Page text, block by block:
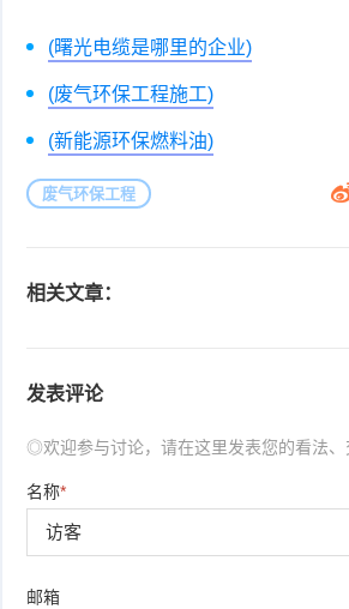
(曙光电缆是哪里的企业)
(废气环保工程施工)
(新能源环保燃料油)
废气环保工程
相关文章：
发表评论
◎欢迎参与讨论，请在这里发表您的看法、
名称*
邮箱